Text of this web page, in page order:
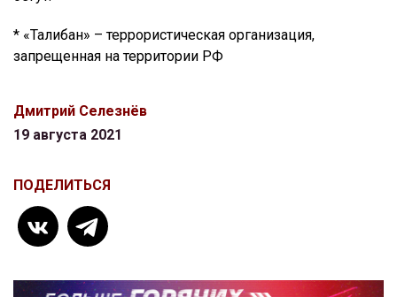
* «Талибан» – террористическая организация,
запрещенная на территории РФ
Дмитрий Селезнёв
19 августа 2021
ПОДЕЛИТЬСЯ